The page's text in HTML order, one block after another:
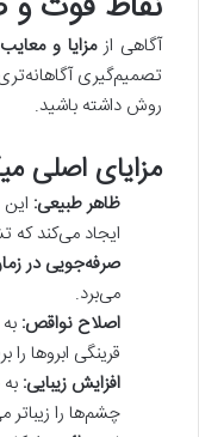
آگاهی ازمزایا و
تصمیم‌گیری آگاهانه‌تری
روش داشته باشید.
مزایای اصلی
ظاهر طبیعی:
ایجاد می‌کند
صرفه‌جویی در
می‌برد.
اصلاح نواقص:
قرینگی ابروها را
افزایش زیبایی:
چشم‌ها را زیباتر